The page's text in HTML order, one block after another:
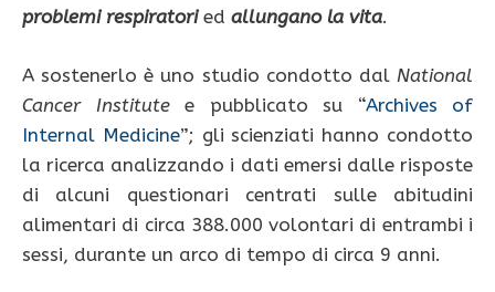
problemi respiratoried allungano la vita.
A sostenerlo è uno studio condotto dal National
Cancer Institutee pubblicato su “Archives of
Internal Medicine”; gli scienziati hanno condotto
la ricerca analizzando i dati emersi dalle risposte
di alcuni questionari centrati sulle abitudini
alimentari di circa 388.000 volontari di entrambi i
sessi, durante un arco di tempo di circa 9 anni.